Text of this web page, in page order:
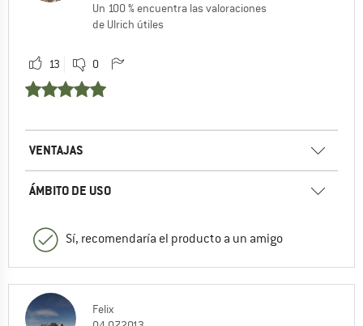
Un 100 % encuentra las valoraciones
de Ulrich útiles
13 0
VENTAJAS
ÁMBITO DE USO
Sí, recomendaría el producto a un amigo
Felix